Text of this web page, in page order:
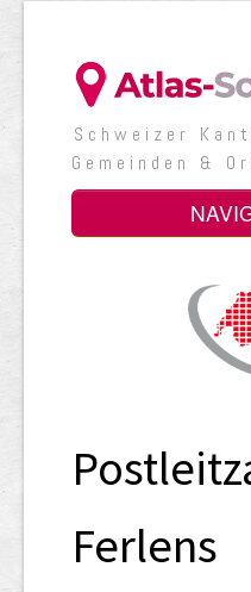
Schweizer
Gemeinden &
Ferlens